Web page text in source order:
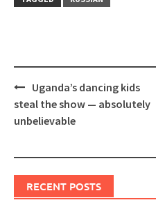
Post
navigation
Uganda’s dancing kids
steal the show — absolutely
unbelievable
RECENT POSTS